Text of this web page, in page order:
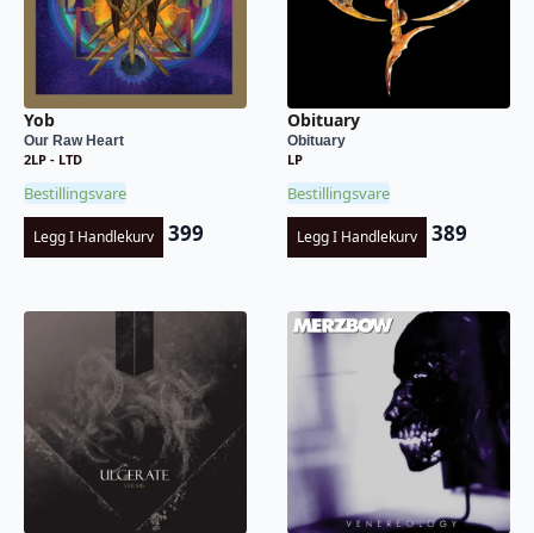
Yob
Our Raw Heart
2LP - LTD
Bestillingsvare
Legg I Handlekurv 399
Obituary
Obituary
LP
Bestillingsvare
Legg I Handlekurv 389